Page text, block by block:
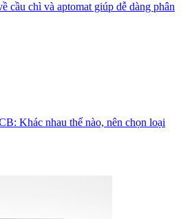
cầu chì và aptomat giúp dễ dàng phân
Khác nhau thế nào, nên chọn loại